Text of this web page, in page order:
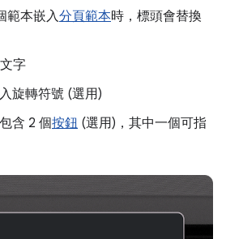
範本嵌入分頁範本時，標頭會替換
字
旋轉符號 (選用)
含 2 個按鈕 (選用)，其中一個可指